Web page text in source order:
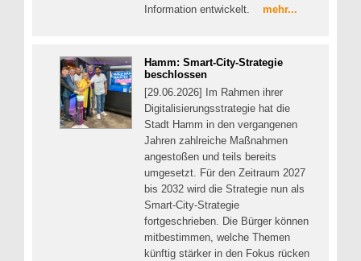
Information entwickelt. mehr...
Hamm: Smart-City-Strategie
beschlossen
[29.06.2026] Im Rahmen ihrer
Digitalisierungsstrategie hat die
Stadt Hamm in den vergangenen
Jahren zahlreiche Maßnahmen
angestoßen und teils bereits
umgesetzt. Für den Zeitraum 2027
bis 2032 wird die Strategie nun als
Smart-City-Strategie
fortgeschrieben. Die Bürger können
mitbestimmen, welche Themen
künftig stärker in den Fokus rücken